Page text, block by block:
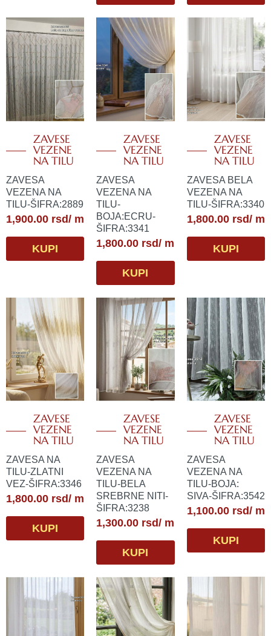
ZAVESE
VEZENE
NA TILU
ZAVESA
VEZENA NA
TILU-ŠIFRA:2889
1,900.00 rsd/ m
KUPI
ZAVESE
VEZENE
NA TILU
ZAVESA
VEZENA NA
TILU-
BOJA:ECRU-
ŠIFRA:3341
1,800.00 rsd/ m
KUPI
ZAVESE
VEZENE
NA TILU
ZAVESA BELA
VEZENA NA
TILU-ŠIFRA:3340
1,800.00rsd/ m
KUPI
ZAVESE
VEZENE
NA TILU
ZAVESA NA
TILU-ZLATNI
VEZ-ŠIFRA:3346
1,800.00 rsd/ m
KUPI
ZAVESE
VEZENE
NA TILU
ZAVESA
VEZENA NA
TILU-BELA
SREBRNE NITI-
ŠIFRA:3238
1,300.00 rsd/ m
KUPI
ZAVESE
VEZENE
NA TILU
ZAVESA
VEZENA NA
TILU-BOJA:
SIVA-ŠIFRA:3542
1,100.00rsd/ m
KUPI